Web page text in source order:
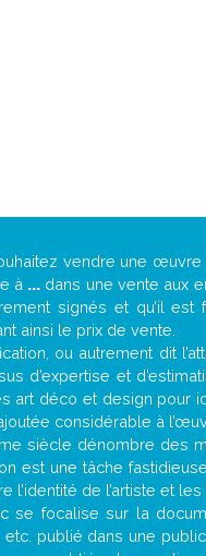
vendre une œuvre
à ... dans une vente aux
signés et qu’il est
ainsi le prix de vente.
ou autrement dit
d’expertise et
art déco et design pour
considérable à
siècle dénombre des
est une tâche
l’identité de l’artiste et
se focalise sur la
, etc. publié dans une